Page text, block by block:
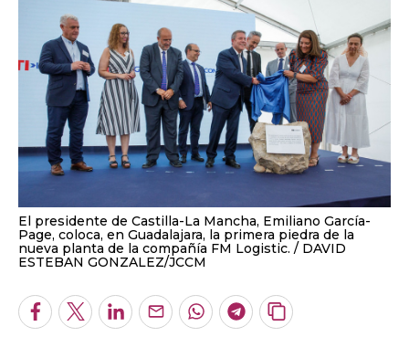
El presidente de Castilla-La Mancha, Emiliano García-
Page, coloca, en Guadalajara, la primera piedra de la
nueva planta de la compañía FM Logistic.
DAVID
ESTEBAN GONZALEZ/JCCM
Facebook
TwitterLinkedInEnviarWhatsapp
Telegram
Copiar